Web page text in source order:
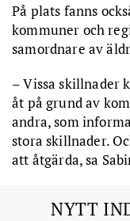
På plats fanns
kommuner och
samordnare av
– Vissa skillnader
åt på grund av
andra, som
stora skillnader.
att åtgärda, sa
NYTT